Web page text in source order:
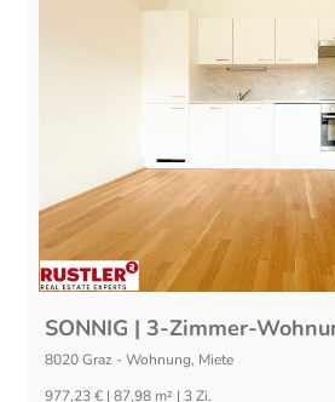
SONNIG | 3-Zimmer-
8020 Graz -Wohnung, Miete
977,23 € | 87,98 m² | 3 Zi.